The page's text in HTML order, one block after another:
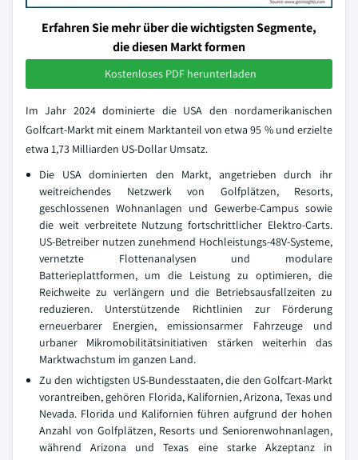
Erfahren Sie mehr über die wichtigsten Segmente,
die diesen Markt formen
Kostenloses PDF herunterladen
Im Jahr 2024 dominierte die USA den nordamerikanischen
Golfcart-Markt mit einem Marktanteil von etwa 95 % und erzielte
etwa 1,73 Milliarden US-Dollar Umsatz.
Die USA dominierten den Markt, angetrieben durch ihr
weitreichendes Netzwerk von Golfplätzen, Resorts,
geschlossenen Wohnanlagen und Gewerbe-Campus sowie
die weit verbreitete Nutzung fortschrittlicher Elektro-Carts.
US-Betreiber nutzen zunehmend Hochleistungs-48V-Systeme,
vernetzte Flottenanalysen und modulare
Batterieplattformen, um die Leistung zu optimieren, die
Reichweite zu verlängern und die Betriebsausfallzeiten zu
reduzieren. Unterstützende Richtlinien zur Förderung
erneuerbarer Energien, emissionsarmer Fahrzeuge und
urbaner Mikromobilitätsinitiativen stärken weiterhin das
Marktwachstum im ganzen Land.
Zu den wichtigsten US-Bundesstaaten, die den Golfcart-Markt
vorantreiben, gehören Florida, Kalifornien, Arizona, Texas und
Nevada. Florida und Kalifornien führen aufgrund der hohen
Anzahl von Golfplätzen, Resorts und Seniorenwohnanlagen,
während Arizona und Texas eine starke Akzeptanz in